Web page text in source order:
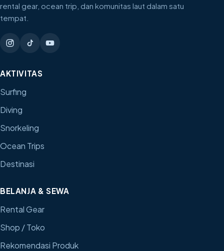
rental gear, ocean trip, dan komunitas laut dalam satu
tempat.
AKTIVITAS
Surfing
Diving
Snorkeling
Ocean Trips
Destinasi
BELANJA & SEWA
Rental Gear
Shop / Toko
Rekomendasi Produk